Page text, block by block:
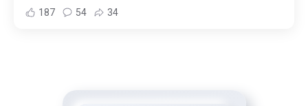
187 54 34